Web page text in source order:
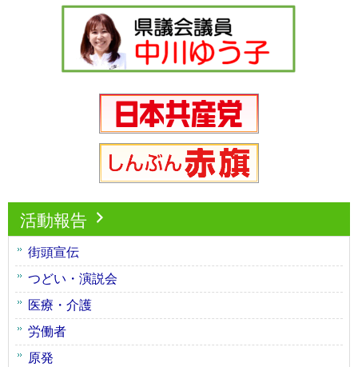
活動報告
街頭宣伝
つどい・演説会
医療・介護
労働者
原発